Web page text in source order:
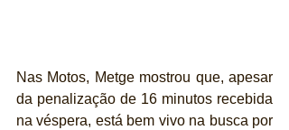
Nas Motos, Metge mostrou que, apesar
da penalização de 16 minutos recebida
na véspera, está bem vivo na busca por